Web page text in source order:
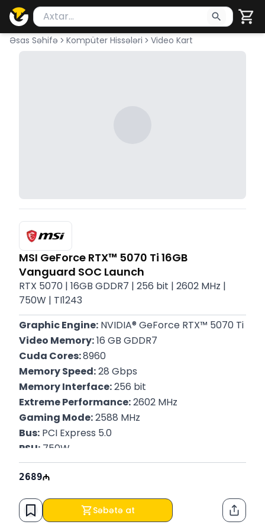
Məhsul axtar
Axtarış üçün ən azı 2 simvol yazın. Göndərmək
Əsas Səhifə Kompüter Hissələri Video Kart
MSI GeForce RTX™ 5070 Ti 16GB
Vanguard SOC Launch
RTX 5070 | 16GB GDDR7 | 256 bit | 2602 MHz |
750W | TI1243
Graphic Engine: NVIDIA® GeForce RTX™ 5070 Ti
Video Memory: 16 GB GDDR7
Cuda Cores: 8960
Memory Speed: 28 Gbps
Memory Interface: 256 bit
Extreme Performance: 2602 MHz
Gaming Mode: 2588 MHz
Bus: PCI Express 5.0
PSU: 750W
Connector: 1x 16-pin
Zəmanət:
2689
Səbətə at